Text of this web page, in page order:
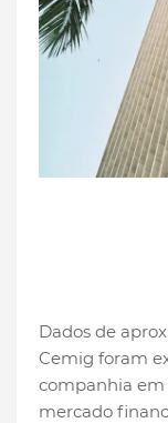
Dados de
Cemig foram
companhia em
mercado